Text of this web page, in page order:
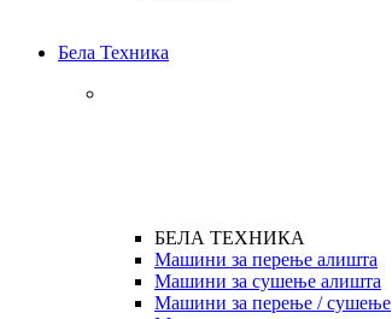
Бела Техника
БЕЛА ТЕХНИКА
Машини за перење алишта
Машини за сушење алишта
Машини за перење / сушење